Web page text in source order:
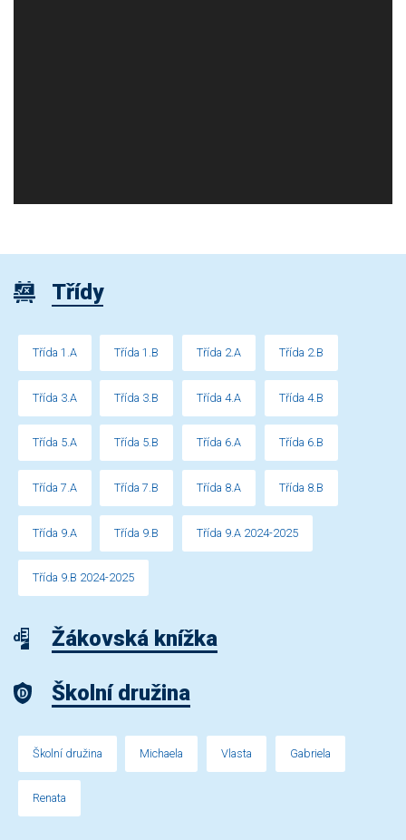
Třídy
Třída 1.A Třída 1.B Třída 2.A Třída 2.B
Třída 3.A Třída 3.B Třída 4.A Třída 4.B
Třída 5.A Třída 5.B Třída 6.A Třída 6.B
Třída 7.A Třída 7.B Třída 8.A Třída 8.B
Třída 9.A Třída 9.B Třída 9.A 2024-2025
Třída 9.B 2024-2025
Žákovská knížka
Školní družina
Školní družina Michaela Vlasta Gabriela
Renata